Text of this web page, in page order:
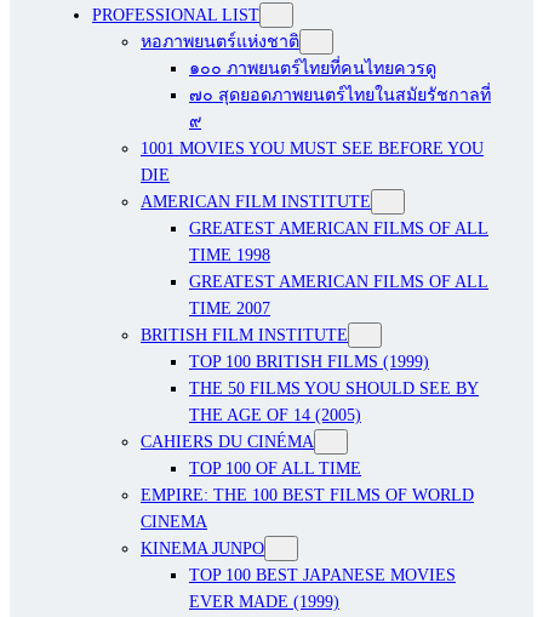
PROFESSIONAL LIST
หอภาพยนตร์แห่งชาติ
๑๐๐ ภาพยนตร์ไทยที่คนไทยควรดู
๗๐ สุดยอดภาพยนตร์ไทยในสมัยรัชกาลที่
๙
1001 MOVIES YOU MUST SEE BEFORE YOU
DIE
AMERICAN FILM INSTITUTE
GREATEST AMERICAN FILMS OF ALL
TIME 1998
GREATEST AMERICAN FILMS OF ALL
TIME 2007
BRITISH FILM INSTITUTE
TOP 100 BRITISH FILMS (1999)
THE 50 FILMS YOU SHOULD SEE BY
THE AGE OF 14 (2005)
CAHIERS DU CINÉMA
TOP 100 OF ALL TIME
EMPIRE: THE 100 BEST FILMS OF WORLD
CINEMA
KINEMA JUNPO
TOP 100 BEST JAPANESE MOVIES
EVER MADE (1999)